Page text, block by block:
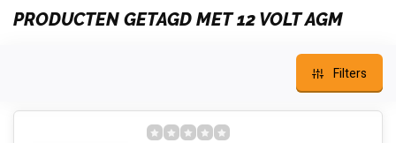
PRODUCTEN GETAGD MET 12 VOLT AGM
Filters